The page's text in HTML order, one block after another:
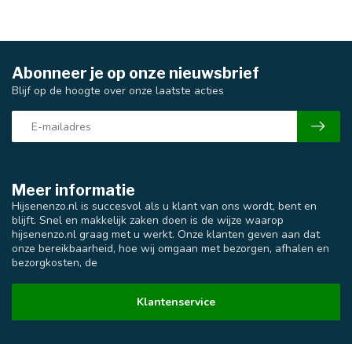
Meer informatie
Hijsenenzo.nl is succesvol als u klant van ons wordt, bent en
blijft. Snel en makkelijk zaken doen is de wijze waarop
hijsenenzo.nl graag met u werkt. Onze klanten geven aan dat
onze bereikbaarheid, hoe wij omgaan met bezorgen, afhalen en
bezorgkosten, de
Klantenservice
Abonneer je op onze nieuwsbrief
Blijf op de hoogte over onze laatste acties